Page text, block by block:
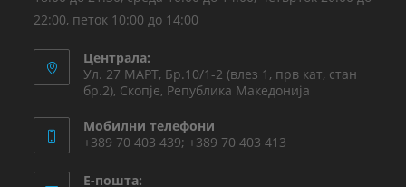
22:00, петок 10:00 до 14:00
Централа:
Ул. 27 МАРТ, Бр.10/1-2 (влез 1, прв кат, стан
бр.2), Скопје, Република Македонија
Мобилни телефони
+389 70 403 439; +389 70 403 413
Е-пошта: